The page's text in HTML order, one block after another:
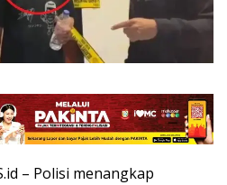
– Polisi menangkap